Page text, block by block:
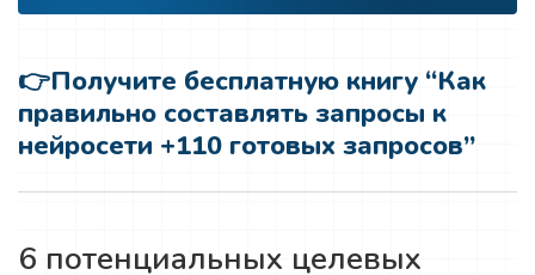
👉Получите бесплатную книгу “Как
правильно составлять запросы к
нейросети +110 готовых запросов”
6 потенциальных целевых